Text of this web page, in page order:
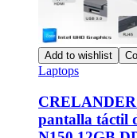
Add to wishlist
Laptops
pantalla táctil